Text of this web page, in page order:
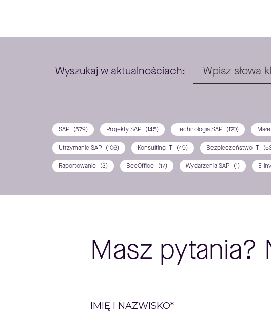
Wyszukaj w aktualnościach:
SAP (579) Projekty SAP (145) Technologia SAP (170)
Utrzymanie SAP (106) Konsulting IT (49) Bezpieczeństwo IT
Raportowanie (3) BeeOffice (17) Wydarzenia SAP (1) E-
Masz pytania?
Please
IMIĘ I NAZWISKO*